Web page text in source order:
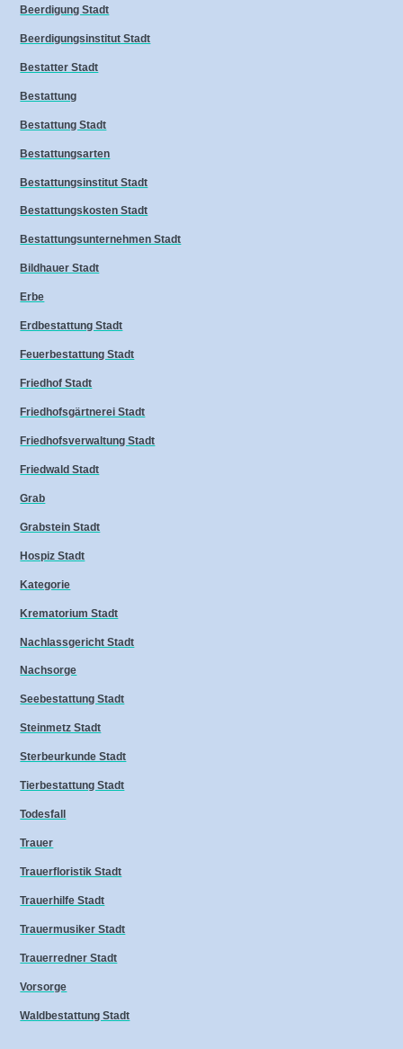
Beerdigung Stadt
Beerdigungsinstitut Stadt
Bestatter Stadt
Bestattung
Bestattung Stadt
Bestattungsarten
Bestattungsinstitut Stadt
Bestattungskosten Stadt
Bestattungsunternehmen Stadt
Bildhauer Stadt
Erbe
Erdbestattung Stadt
Feuerbestattung Stadt
Friedhof Stadt
Friedhofsgärtnerei Stadt
Friedhofsverwaltung Stadt
Friedwald Stadt
Grab
Grabstein Stadt
Hospiz Stadt
Kategorie
Krematorium Stadt
Nachlassgericht Stadt
Nachsorge
Seebestattung Stadt
Steinmetz Stadt
Sterbeurkunde Stadt
Tierbestattung Stadt
Todesfall
Trauer
Trauerfloristik Stadt
Trauerhilfe Stadt
Trauermusiker Stadt
Trauerredner Stadt
Vorsorge
Waldbestattung Stadt